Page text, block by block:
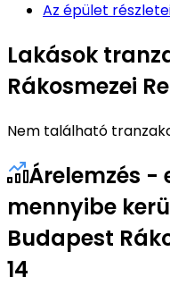
Az épület
Lakások
Rákosmezei
Nem található
Árelemzés -
mennyibe
Budapest
14